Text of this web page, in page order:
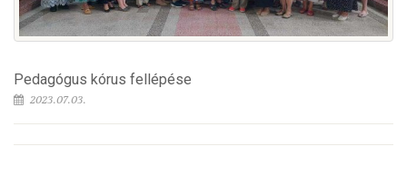
Pedagógus kórus fellépése
2023.07.03.